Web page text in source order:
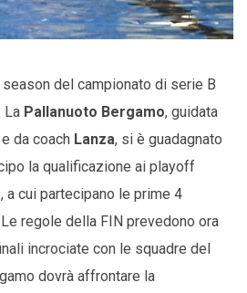
del campionato di serie B
La Pallanuoto Bergamo, guidata
e da coach Lanza, si è guadagnato
la qualificazione ai playoff
a cui partecipano le prime 4
regole della FIN prevedono ora
incrociate con le squadre del
dovrà affrontare la